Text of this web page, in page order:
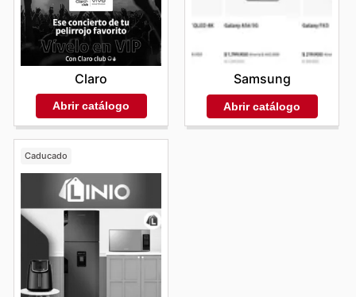
Claro
Abrir catálogo
Samsung
Abrir catálogo
Caducado